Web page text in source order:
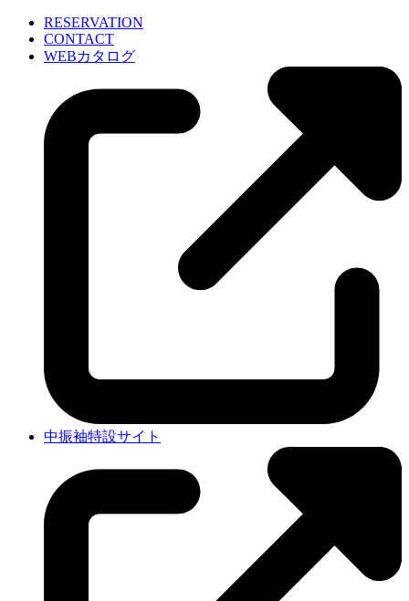
RESERVATION
CONTACT
WEBカタログ
中振袖特設サイト